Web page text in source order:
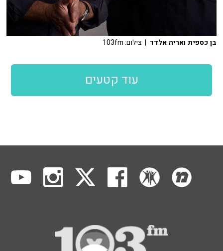
בן כספית ואריה אלדד | צילום: 103fm
עוד קטעים